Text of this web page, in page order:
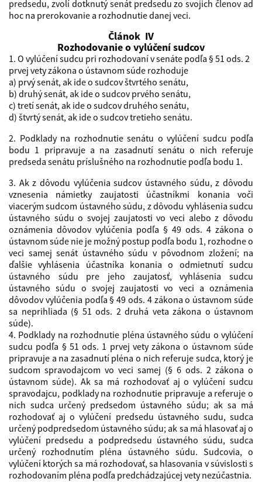
predsedu, zvolí dotknutý senát predsedu zo svojich členov ad
hoc na prerokovanie a rozhodnutie danej veci.
Článok IV
Rozhodovanie o vylúčení sudcov
1. O vylúčení sudcu pri rozhodovaní v senáte podľa § 51 ods. 2
prvej vety zákona o ústavnom súde rozhoduje
a) prvý senát, ak ide o sudcov štvrtého senátu,
b) druhý senát, ak ide o sudcov prvého senátu,
c) tretí senát, ak ide o sudcov druhého senátu,
d) štvrtý senát, ak ide o sudcov tretieho senátu.
2. Podklady na rozhodnutie senátu o vylúčení sudcu podľa
bodu 1 pripravuje a na zasadnutí senátu o nich referuje
predseda senátu príslušného na rozhodnutie podľa bodu 1.
3. Ak z dôvodu vylúčenia sudcov ústavného súdu, z dôvodu
vznesenia námietky zaujatosti účastníkmi konania voči
viacerým sudcom ústavného súdu, z dôvodu vyhlásenia sudcu
ústavného súdu o svojej zaujatosti vo veci alebo z dôvodu
oznámenia dôvodov vylúčenia podľa § 49 ods. 4 zákona o
ústavnom súde nie je možný postup podľa bodu 1, rozhodne o
veci samej senát ústavného súdu v pôvodnom zložení; na
ďalšie vyhlásenia účastníka konania o odmietnutí sudcu
ústavného súdu pre jeho zaujatosť, vyhlásenia sudcu
ústavného súdu o svojej zaujatosti vo veci a oznámenia
dôvodov vylúčenia podľa § 49 ods. 4 zákona o ústavnom súde
sa neprihliada (§ 51 ods. 2 druhá veta zákona o ústavnom
súde).
4. Podklady na rozhodnutie pléna ústavného súdu o vylúčení
sudcu podľa § 51 ods. 1 prvej vety zákona o ústavnom súde
pripravuje a na zasadnutí pléna o nich referuje sudca, ktorý je
sudcom spravodajcom vo veci samej (§ 6 ods. 2 zákona o
ústavnom súde). Ak sa má rozhodovať aj o vylúčení sudcu
spravodajcu, podklady na rozhodnutie pripravuje a referuje o
nich sudca určený predsedom ústavného súdu; ak sa má
rozhodovať aj o vylúčení predsedu ústavného sudu, sudca
určený podpredsedom ústavného súdu; ak sa má hlasovať aj o
vylúčení predsedu a podpredsedu ústavného súdu, sudca
určený rozhodnutím pléna ústavného súdu. Sudcovia, o
vylúčení ktorých sa má rozhodovať, sa hlasovania v súvislosti s
rozhodovaním pléna podľa predchádzajúcej vety nezúčastnia.